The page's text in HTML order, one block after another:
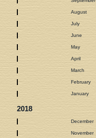
August
July
June
May
April
March
February
January
2018
December
November